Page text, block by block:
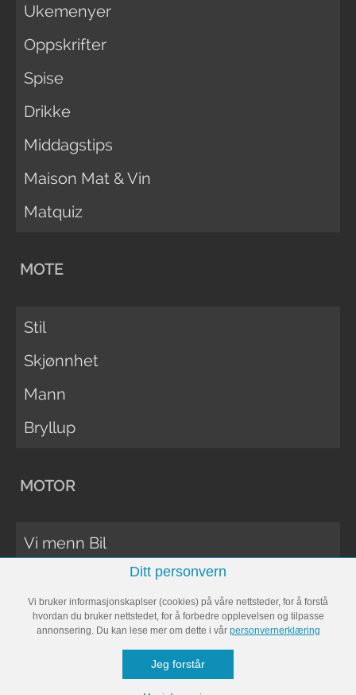
Ukemenyer
Oppskrifter
Spise
Drikke
Middagstips
Maison Mat & Vin
Matquiz
MOTE
Stil
Skjønnhet
Mann
Bryllup
MOTOR
Vi menn Bil
Vi Menn Båt
Ditt personvern
Vi bruker informasjonskaplser (cookies) på våre nettsteder, for å forstå
hvordan du bruker nettstedet, for å forbedre opplevelsen og tilpasse
annonsering. Du kan lese mer om dette i vår personvernerklæring
Jeg forstår